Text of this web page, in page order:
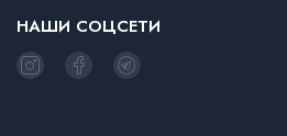
НАШИ СОЦСЕТИ